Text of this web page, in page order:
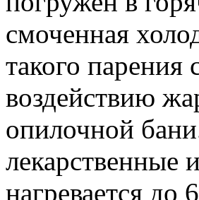
смоченная
такого парения
воздействию
опилочной
лекарственные
нагревается до